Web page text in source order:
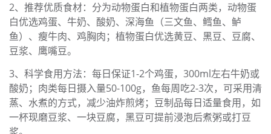
2、推荐优质食材：分为动物蛋白和植物蛋白两类，动物蛋
白优选鸡蛋、牛奶、酸奶、深海鱼（三文鱼、鳕鱼、鲈
鱼）、瘦牛肉、鸡胸肉；植物蛋白优选黄豆、黑豆、豆腐、
豆浆、鹰嘴豆。
3、科学食用方法：每日保证1-2个鸡蛋，300ml左右牛奶或
酸奶；肉类每日摄入量50-100g，鱼每周吃2-3次，可采用清
蒸、水煮的方式，减少油炸煎烤；豆制品每日适量食用，如
一杯现磨豆浆、一块豆腐，黑豆可提前浸泡后煮粥或打豆